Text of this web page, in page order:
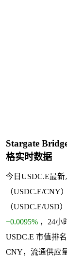
Stargate
格实时数据
今日USDC.E最
（USDC.E/CNY
（USDC.E/USD
+0.0095% ，24小
USDC.E 市值排
CNY，流通供应